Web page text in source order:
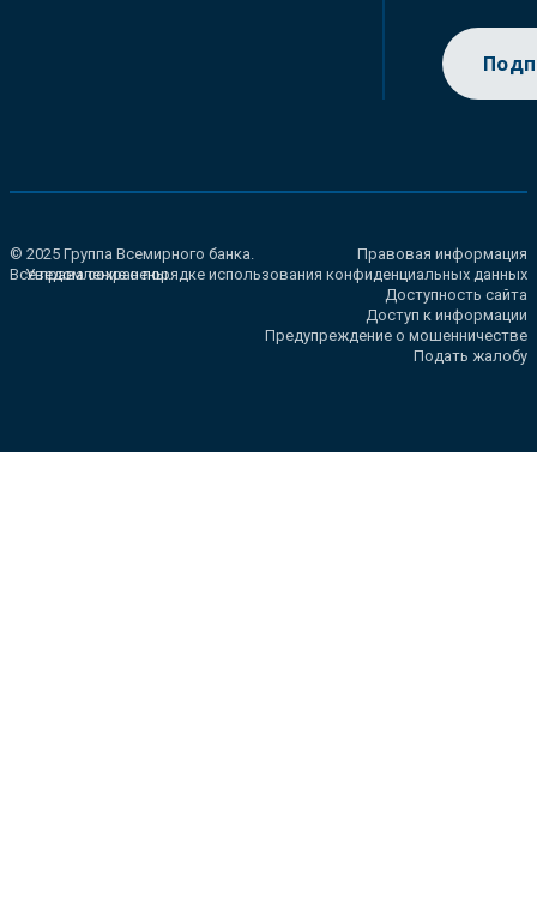
© 2025 Группа Всемирного банка.
Все права сохранены.
Правовая информация
Уведомление о порядке использования конфиденциальных данных
Доступность сайта
Доступ к информации
Предупреждение о мошенничестве
Подать жалобу